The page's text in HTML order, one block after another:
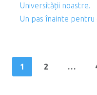
Universității noastre.
Un pas înainte pentru
1 2 …